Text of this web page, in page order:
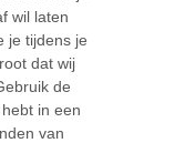
wil laten
je tijdens je
dat wij
de
in een
van